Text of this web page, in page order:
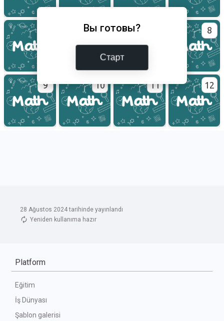
28 Ağustos 2024 tarihinde yayınlandı
Yeniden kullanıma hazır
Platform
Eğitim
İş Dünyası
Şablon galerisi